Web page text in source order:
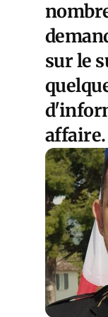
sur le
affaire.